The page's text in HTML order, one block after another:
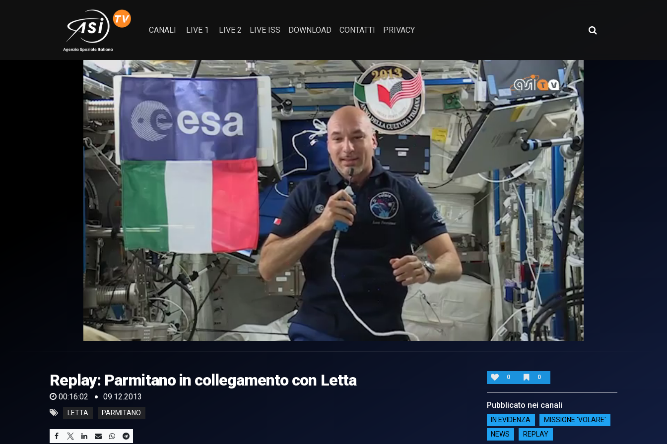
CANALI LIVE 1 LIVE 2 LIVE ISS DOWNLOAD CONTATTI PRIVACY
of
2
secondsVolume
0%
Replay: Parmitano in collegamento con Letta
00:16:02 09.12.2013
LETTA PARMITANO
0 0
Pubblicato nei canali
IN EVIDENZA
MISSIONE 'VOLARE'
NEWS
REPLAY